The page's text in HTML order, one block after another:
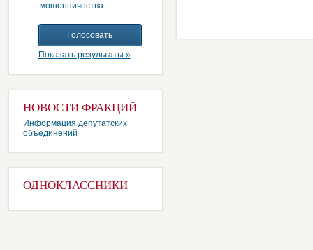
мошенничества.
Показать результаты »
НОВОСТИ ФРАКЦИЙ
Информация депутатских
объединений
ОДНОКЛАССНИКИ